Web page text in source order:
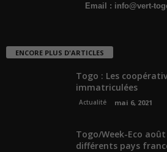
Email : info@vert-
ENCORE PLUS D'ARTICLES
Togo : Les
immatriculées
Actualité mai 6, 2021
Togo/Week-Eco
différents pays